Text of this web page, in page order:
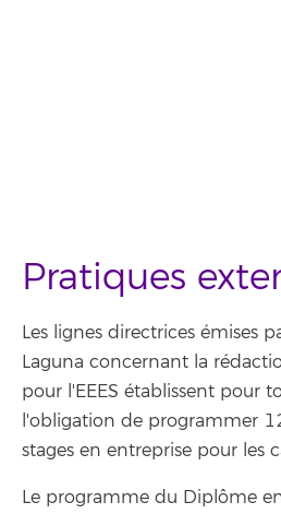
Pratiques
Les lignes directrices émises
Laguna concernant la
pour l'EEES établissent pour
l'obligation de programmer
stages en entreprise pour les
Le programme du Diplôme